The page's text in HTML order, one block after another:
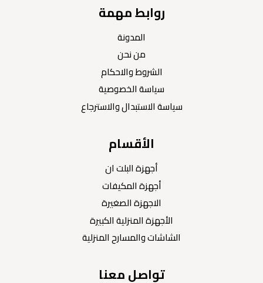
روابط مهمة
المدونة
من نحن
الشروط والاحكام
سياسة الخصوصية
سياسة الاستبدال والاسترجاع
الأقسام
أجهزة البلت ان
أجهزة المكيفات
الاجهزة الصغيرة
الأجهزة المنزلية الكبيرة
الشاشات والمسارح المنزلية
تواصل معنا